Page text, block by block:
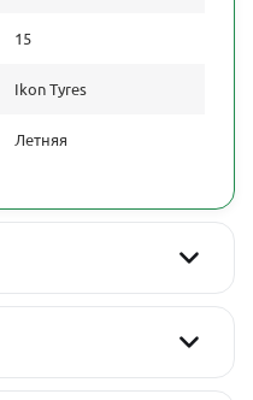
15
Ikon Tyres
Летняя